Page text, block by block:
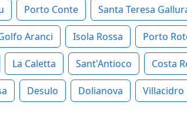
Porto Conte Santa Teresa
Aranci Isola Rossa Porto
La Caletta Sant'Antioco Costa
Desulo Dolianova Villacidro